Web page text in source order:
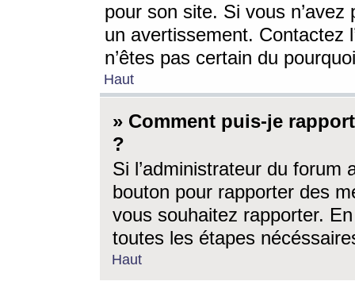
pour son site. Si vous
un avertissement. Contactez
n’êtes pas certain du
Haut
» Comment puis-je
?
Si l’administrateur du forum
bouton pour rapporter des
vous souhaitez rapporter.
toutes les étapes
Haut